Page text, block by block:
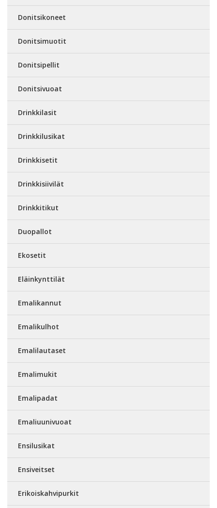
Donitsikoneet
Donitsimuotit
Donitsipellit
Donitsivuoat
Drinkkilasit
Drinkkilusikat
Drinkkisetit
Drinkkisiivilät
Drinkkitikut
Duopallot
Ekosetit
Eläinkynttilät
Emalikannut
Emalikulhot
Emalilautaset
Emalimukit
Emalipadat
Emaliuunivuoat
Ensilusikat
Ensiveitset
Erikoiskahvipurkit